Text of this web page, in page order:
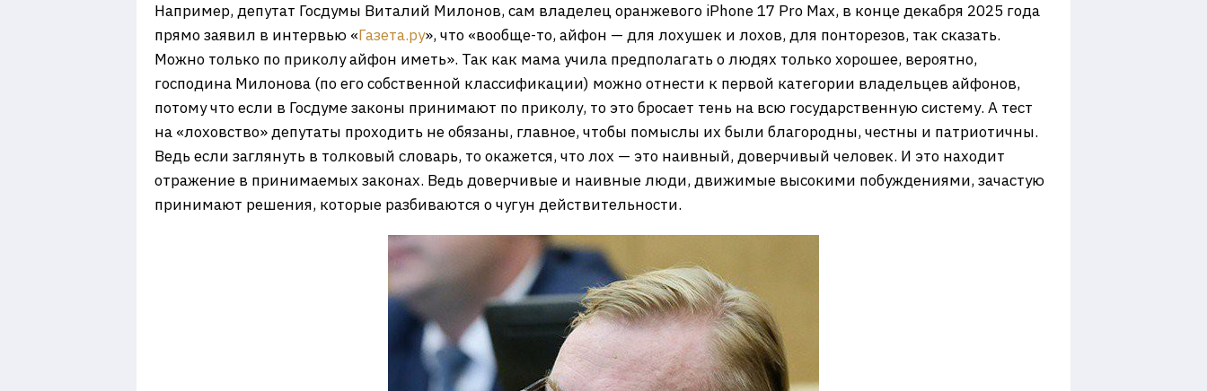
Например, депутат Госдумы Виталий Милонов, сам владелец оранжевого iPhone 17 Pro Max, в конце декабря 2025 года
прямо заявил в интервью «Газета.ру», что «вообще-то, айфон — для лохушек и лохов, для понторезов, так сказать.
Можно только по приколу айфон иметь». Так как мама учила предполагать о людях только хорошее, вероятно,
господина Милонова (по его собственной классификации) можно отнести к первой категории владельцев айфонов,
потому что если в Госдуме законы принимают по приколу, то это бросает тень на всю государственную систему. А тест
на «лоховство» депутаты проходить не обязаны, главное, чтобы помыслы их были благородны, честны и патриотичны.
Ведь если заглянуть в толковый словарь, то окажется, что лох — это наивный, доверчивый человек. И это находит
отражение в принимаемых законах. Ведь доверчивые и наивные люди, движимые высокими побуждениями, зачастую
принимают решения, которые разбиваются о чугун действительности.